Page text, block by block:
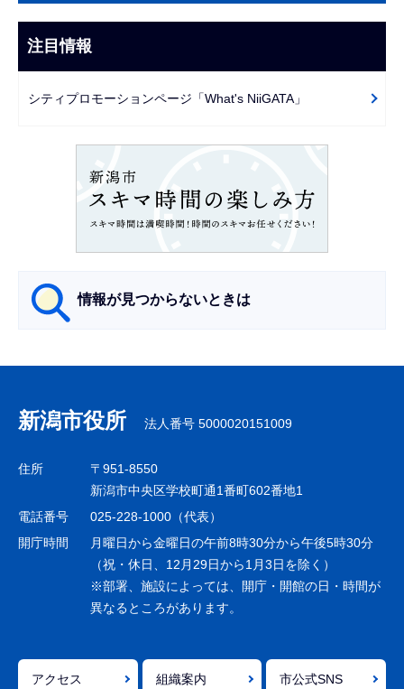
こ
ま
で
ビ
ー
注目情報
シティプロモーションページ「What's NiiGATA」
情報が見つからないときは
ナ
ビ
ゲ
シ
ョ
で
新潟市役所 法人番号 5000020151009
住所
〒951-8550
新潟市中央区学校町通1番町602番地1
電話番号
025-228-1000（代表）
開庁時間
月曜日から金曜日の午前8時30分から午後5時30分
（祝・休日、12月29日から1月3日を除く）
※部署、施設によっては、開庁・開館の日・時間が
異なるところがあります。
アクセス 組織案内 市公式SNS